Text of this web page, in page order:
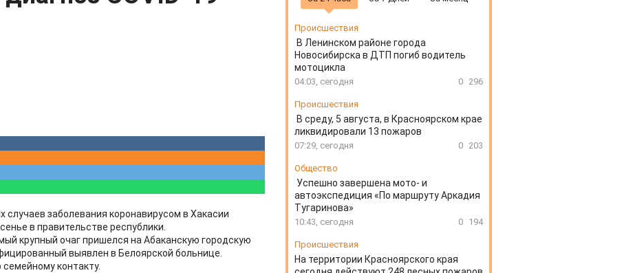
заболевания коронавирусом в Хакасии
в правительстве республики.
крупный очаг пришелся на Абаканскую городскую
выявлен в Белоярской больнице.
контакту.
Происшествия
В Ленинском районе города
Новосибирска в ДТП погиб водитель
мотоцикла
04:03, сегодня 0 296
Происшествия
В среду, 5 августа, в Красноярском крае
ликвидировали 13 пожаров
07:29, сегодня 0 203
Общество
Успешно завершена мото- и
автоэкспедиция «По маршруту Аркадия
Тугаринова»
10:43, сегодня 0 194
Происшествия
На территории Красноярского края